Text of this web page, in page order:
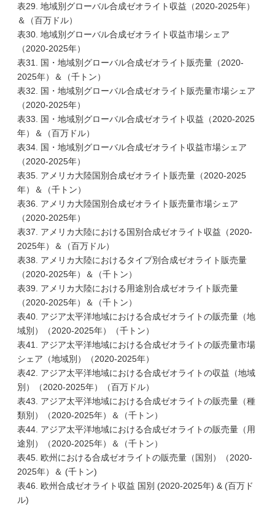
表29. 地域別グローバル合成ゼオライト収益（2020-2025年）
＆（百万ドル）
表30. 地域別グローバル合成ゼオライト収益市場シェア
（2020-2025年）
表31. 国・地域別グローバル合成ゼオライト販売量（2020-
2025年）＆（千トン）
表32. 国・地域別グローバル合成ゼオライト販売量市場シェア
（2020-2025年）
表33. 国・地域別グローバル合成ゼオライト収益（2020-2025
年）＆（百万ドル）
表34. 国・地域別グローバル合成ゼオライト収益市場シェア
（2020-2025年）
表35. アメリカ大陸国別合成ゼオライト販売量（2020-2025
年）＆（千トン）
表36. アメリカ大陸国別合成ゼオライト販売量市場シェア
（2020-2025年）
表37. アメリカ大陸における国別合成ゼオライト収益（2020-
2025年）＆（百万ドル）
表38. アメリカ大陸におけるタイプ別合成ゼオライト販売量
（2020-2025年）＆（千トン）
表39. アメリカ大陸における用途別合成ゼオライト販売量
（2020-2025年）＆（千トン）
表40. アジア太平洋地域における合成ゼオライトの販売量（地
域別）（2020-2025年）（千トン）
表41. アジア太平洋地域における合成ゼオライトの販売量市場
シェア（地域別）（2020-2025年）
表42. アジア太平洋地域における合成ゼオライトの収益（地域
別）（2020-2025年）（百万ドル）
表43. アジア太平洋地域における合成ゼオライトの販売量（種
類別）（2020-2025年）＆（千トン）
表44. アジア太平洋地域における合成ゼオライトの販売量（用
途別）（2020-2025年）＆（千トン）
表45. 欧州における合成ゼオライトの販売量（国別）（2020-
2025年）＆ (千トン)
表46. 欧州合成ゼオライト収益 国別 (2020-2025年) & (百万ド
ル)